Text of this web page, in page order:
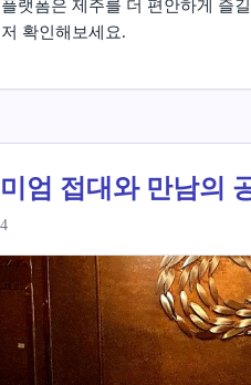
랫폼은 제주를 더 편안하게 즐
확인해보세요.
엄 접대와 만남의